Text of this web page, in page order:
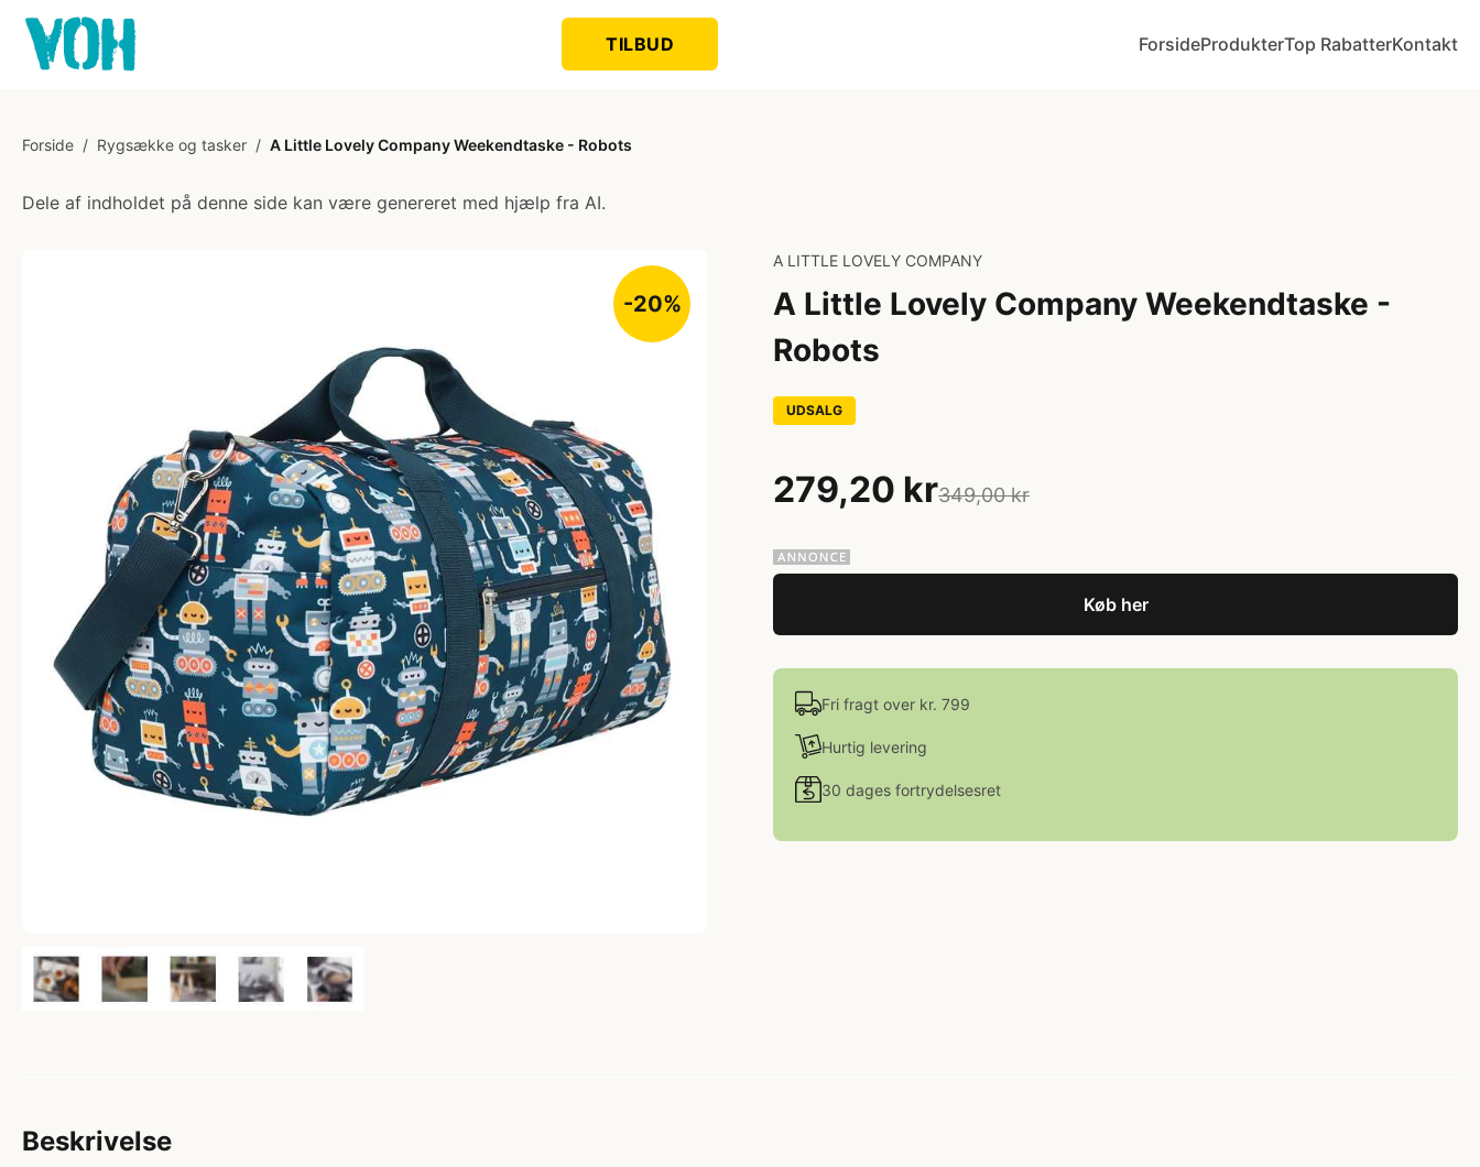
TILBUD ForsideProdukterTop RabatterKontakt
Forside / Rygsække og tasker / A Little Lovely Company Weekendtaske - Robots
Dele af indholdet på denne side kan være genereret med hjælp fra AI.
-20%
A LITTLE LOVELY COMPANY
A Little Lovely Company Weekendtaske -
Robots
UDSALG
279,20 kr349,00 kr
Køb her
Fri fragt over kr. 799
Hurtig levering
30 dages fortrydelsesret
Beskrivelse